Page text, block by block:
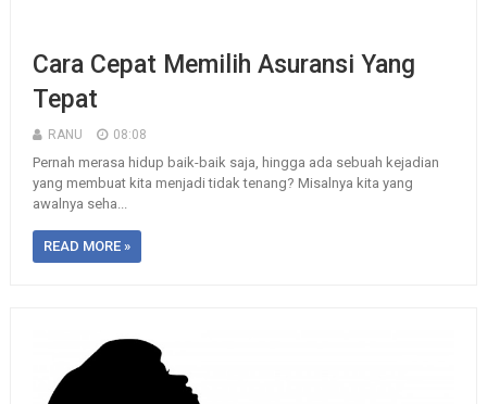
Cara Cepat Memilih Asuransi Yang
Tepat
RANU 08:08
Pernah merasa hidup baik-baik saja, hingga ada sebuah kejadian
yang membuat kita menjadi tidak tenang? Misalnya kita yang
awalnya seha...
READ MORE »